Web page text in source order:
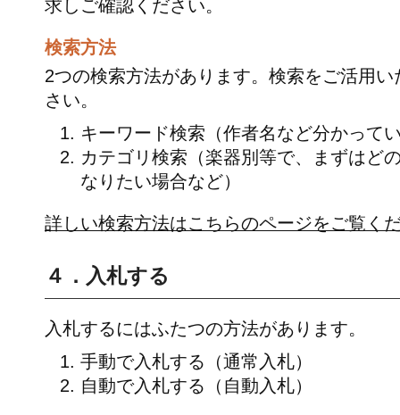
求しご確認ください。
検索方法
2つの検索方法があります。検索をご活用
さい。
キーワード検索（作者名など分かって
カテゴリ検索（楽器別等で、まずはど
なりたい場合など）
詳しい検索方法はこちらのページをご覧く
４．入札する
入札するにはふたつの方法があります。
手動で入札する（通常入札）
自動で入札する（自動入札）